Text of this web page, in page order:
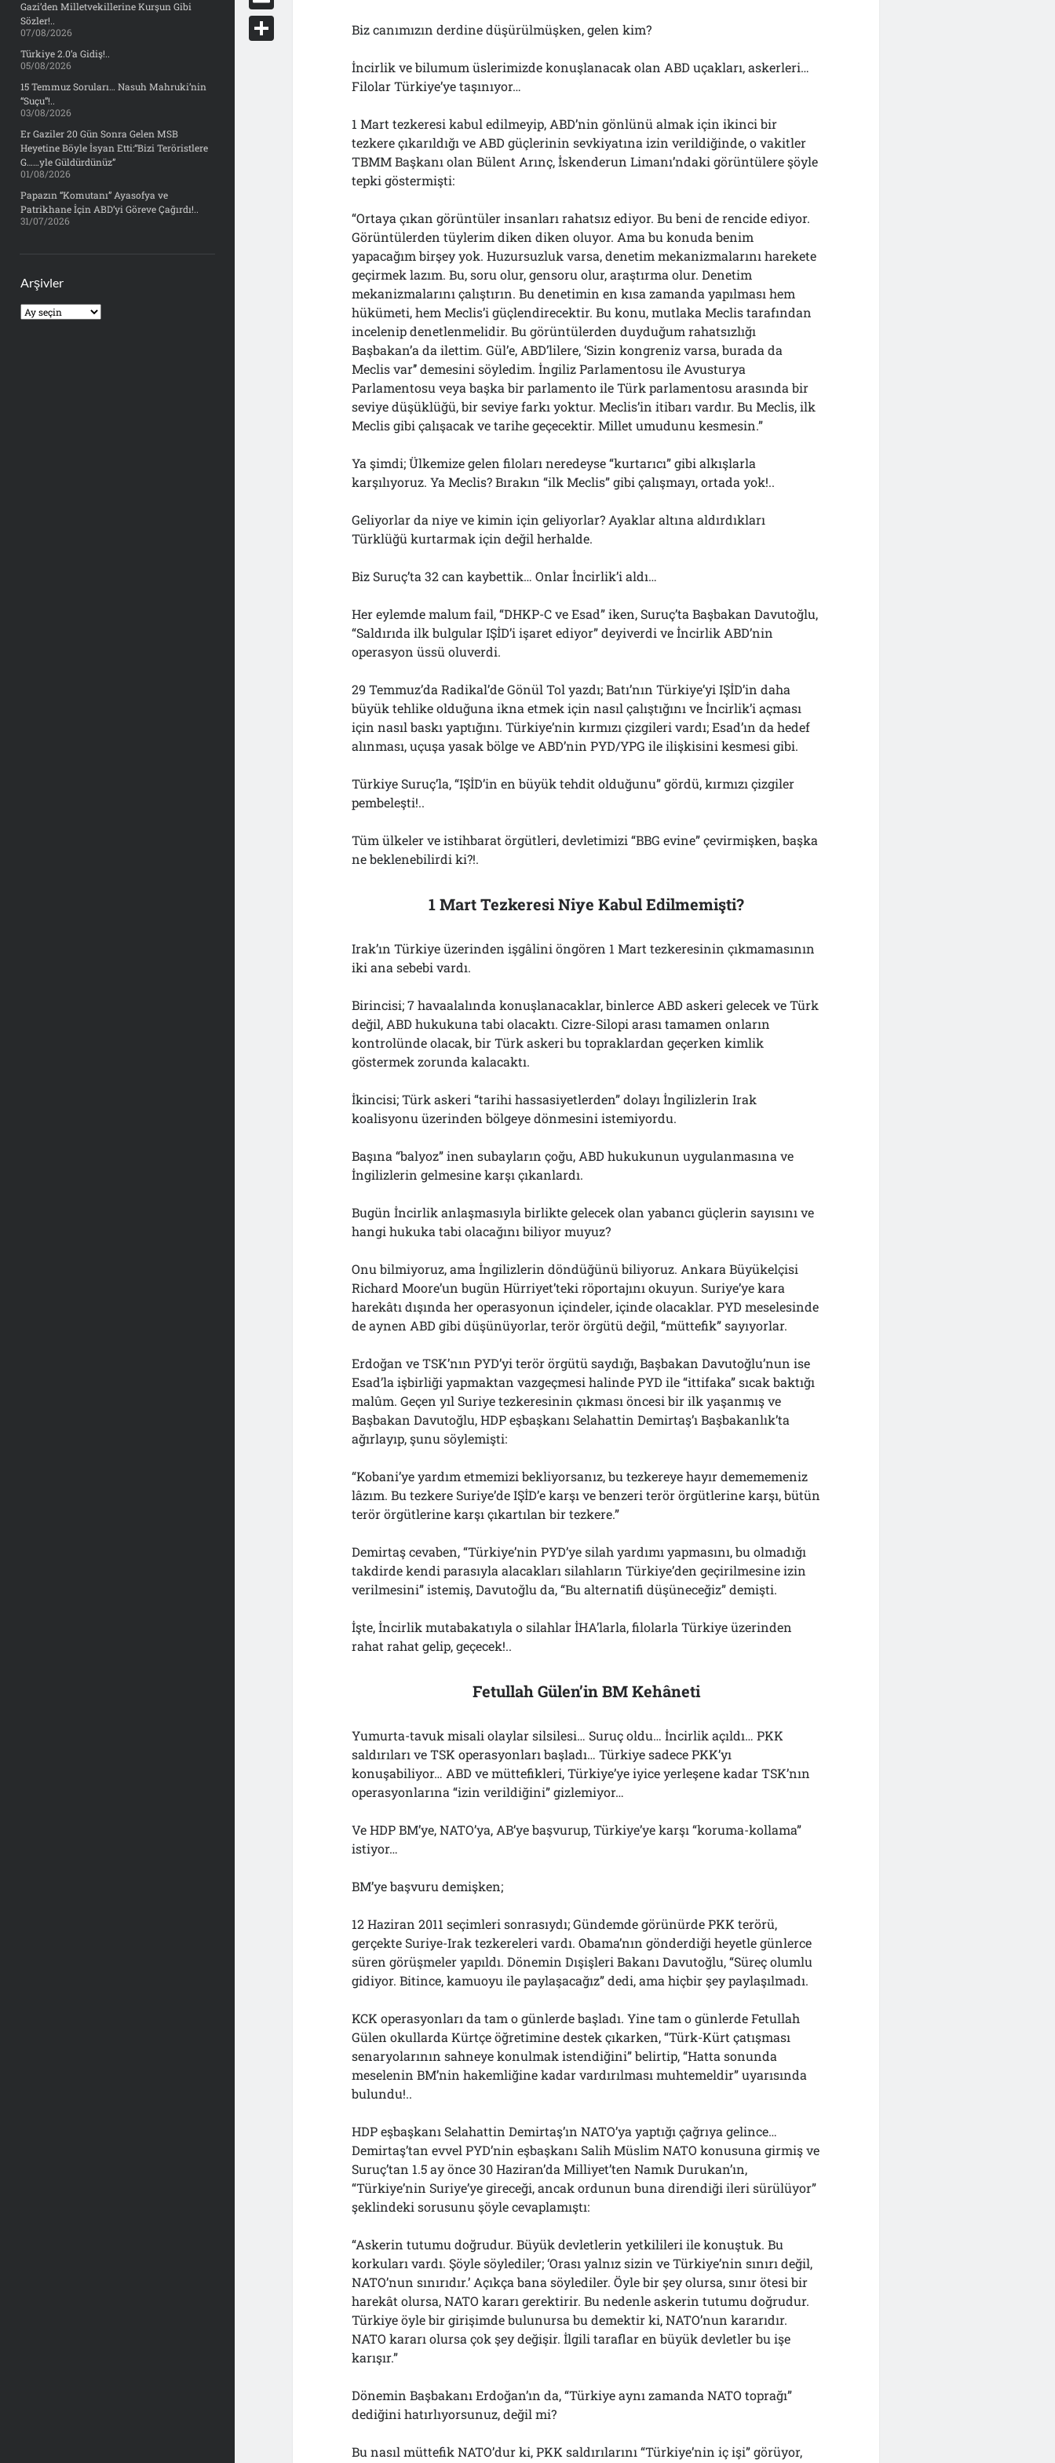
Gazi’den Milletvekillerine Kurşun Gibi
Sözler!..
07/08/2026
Türkiye 2.0’a Gidiş!..
05/08/2026
15 Temmuz Soruları… Nasuh Mahruki’nin
“Suçu”!..
03/08/2026
Er Gaziler 20 Gün Sonra Gelen MSB
Heyetine Böyle İsyan Etti:“Bizi Teröristlere
G……yle Güldürdünüz”
01/08/2026
Papazın “Komutanı” Ayasofya ve
Patrikhane İçin ABD’yi Göreve Çağırdı!..
31/07/2026
Arşivler
Arşivler
Biz canımızın derdine düşürülmüşken, gelen kim?
İncirlik ve bilumum üslerimizde konuşlanacak olan ABD uçakları, askerleri…
Filolar Türkiye’ye taşınıyor…
1 Mart tezkeresi kabul edilmeyip, ABD’nin gönlünü almak için ikinci bir
tezkere çıkarıldığı ve ABD güçlerinin sevkiyatına izin verildiğinde, o vakitler
TBMM Başkanı olan Bülent Arınç, İskenderun Limanı’ndaki görüntülere şöyle
tepki göstermişti:
“Ortaya çıkan görüntüler insanları rahatsız ediyor. Bu beni de rencide ediyor.
Görüntülerden tüylerim diken diken oluyor. Ama bu konuda benim
yapacağım birşey yok. Huzursuzluk varsa, denetim mekanizmalarını harekete
geçirmek lazım. Bu, soru olur, gensoru olur, araştırma olur. Denetim
mekanizmalarını çalıştırın. Bu denetimin en kısa zamanda yapılması hem
hükümeti, hem Meclis’i güçlendirecektir. Bu konu, mutlaka Meclis tarafından
incelenip denetlenmelidir. Bu görüntülerden duyduğum rahatsızlığı
Başbakan’a da ilettim. Gül’e, ABD’lilere, ‘Sizin kongreniz varsa, burada da
Meclis var’’ demesini söyledim. İngiliz Parlamentosu ile Avusturya
Parlamentosu veya başka bir parlamento ile Türk parlamentosu arasında bir
seviye düşüklüğü, bir seviye farkı yoktur. Meclis’in itibarı vardır. Bu Meclis, ilk
Meclis gibi çalışacak ve tarihe geçecektir. Millet umudunu kesmesin.”
Ya şimdi; Ülkemize gelen filoları neredeyse “kurtarıcı” gibi alkışlarla
karşılıyoruz. Ya Meclis? Bırakın “ilk Meclis” gibi çalışmayı, ortada yok!..
Geliyorlar da niye ve kimin için geliyorlar? Ayaklar altına aldırdıkları
Türklüğü kurtarmak için değil herhalde.
Biz Suruç’ta 32 can kaybettik… Onlar İncirlik’i aldı…
Her eylemde malum fail, “DHKP-C ve Esad” iken, Suruç’ta Başbakan Davutoğlu,
“Saldırıda ilk bulgular IŞİD’i işaret ediyor” deyiverdi ve İncirlik ABD’nin
operasyon üssü oluverdi.
29 Temmuz’da Radikal’de Gönül Tol yazdı; Batı’nın Türkiye’yi IŞİD’in daha
büyük tehlike olduğuna ikna etmek için nasıl çalıştığını ve İncirlik’i açması
için nasıl baskı yaptığını. Türkiye’nin kırmızı çizgileri vardı; Esad’ın da hedef
alınması, uçuşa yasak bölge ve ABD’nin PYD/YPG ile ilişkisini kesmesi gibi.
Türkiye Suruç’la, “IŞİD’in en büyük tehdit olduğunu” gördü, kırmızı çizgiler
pembeleşti!..
Tüm ülkeler ve istihbarat örgütleri, devletimizi “BBG evine” çevirmişken, başka
ne beklenebilirdi ki?!.
1 Mart Tezkeresi Niye Kabul Edilmemişti?
Irak’ın Türkiye üzerinden işgâlini öngören 1 Mart tezkeresinin çıkmamasının
iki ana sebebi vardı.
Birincisi; 7 havaalalında konuşlanacaklar, binlerce ABD askeri gelecek ve Türk
değil, ABD hukukuna tabi olacaktı. Cizre-Silopi arası tamamen onların
kontrolünde olacak, bir Türk askeri bu topraklardan geçerken kimlik
göstermek zorunda kalacaktı.
İkincisi; Türk askeri “tarihi hassasiyetlerden” dolayı İngilizlerin Irak
koalisyonu üzerinden bölgeye dönmesini istemiyordu.
Başına “balyoz” inen subayların çoğu, ABD hukukunun uygulanmasına ve
İngilizlerin gelmesine karşı çıkanlardı.
Bugün İncirlik anlaşmasıyla birlikte gelecek olan yabancı güçlerin sayısını ve
hangi hukuka tabi olacağını biliyor muyuz?
Onu bilmiyoruz, ama İngilizlerin döndüğünü biliyoruz. Ankara Büyükelçisi
Richard Moore’un bugün Hürriyet’teki röportajını okuyun. Suriye’ye kara
harekâtı dışında her operasyonun içindeler, içinde olacaklar. PYD meselesinde
de aynen ABD gibi düşünüyorlar, terör örgütü değil, “müttefik” sayıyorlar.
Erdoğan ve TSK’nın PYD’yi terör örgütü saydığı, Başbakan Davutoğlu’nun ise
Esad’la işbirliği yapmaktan vazgeçmesi halinde PYD ile “ittifaka” sıcak baktığı
malûm. Geçen yıl Suriye tezkeresinin çıkması öncesi bir ilk yaşanmış ve
Başbakan Davutoğlu, HDP eşbaşkanı Selahattin Demirtaş’ı Başbakanlık’ta
ağırlayıp, şunu söylemişti:
“Kobani’ye yardım etmemizi bekliyorsanız, bu tezkereye hayır demememeniz
lâzım. Bu tezkere Suriye’de IŞİD’e karşı ve benzeri terör örgütlerine karşı, bütün
terör örgütlerine karşı çıkartılan bir tezkere.”
Demirtaş cevaben, “Türkiye’nin PYD’ye silah yardımı yapmasını, bu olmadığı
takdirde kendi parasıyla alacakları silahların Türkiye’den geçirilmesine izin
verilmesini” istemiş, Davutoğlu da, “Bu alternatifi düşüneceğiz” demişti.
İşte, İncirlik mutabakatıyla o silahlar İHA’larla, filolarla Türkiye üzerinden
rahat rahat gelip, geçecek!..
Fetullah Gülen’in BM Kehâneti
Yumurta-tavuk misali olaylar silsilesi… Suruç oldu… İncirlik açıldı… PKK
saldırıları ve TSK operasyonları başladı… Türkiye sadece PKK’yı
konuşabiliyor… ABD ve müttefikleri, Türkiye’ye iyice yerleşene kadar TSK’nın
operasyonlarına “izin verildiğini” gizlemiyor…
Ve HDP BM’ye, NATO’ya, AB’ye başvurup, Türkiye’ye karşı “koruma-kollama”
istiyor…
BM’ye başvuru demişken;
12 Haziran 2011 seçimleri sonrasıydı; Gündemde görünürde PKK terörü,
gerçekte Suriye-Irak tezkereleri vardı. Obama’nın gönderdiği heyetle günlerce
süren görüşmeler yapıldı. Dönemin Dışişleri Bakanı Davutoğlu, “Süreç olumlu
gidiyor. Bitince, kamuoyu ile paylaşacağız” dedi, ama hiçbir şey paylaşılmadı.
KCK operasyonları da tam o günlerde başladı. Yine tam o günlerde Fetullah
Gülen okullarda Kürtçe öğretimine destek çıkarken, “Türk-Kürt çatışması
senaryolarının sahneye konulmak istendiğini” belirtip, “Hatta sonunda
meselenin BM’nin hakemliğine kadar vardırılması muhtemeldir” uyarısında
bulundu!..
HDP eşbaşkanı Selahattin Demirtaş’ın NATO’ya yaptığı çağrıya gelince…
Demirtaş’tan evvel PYD’nin eşbaşkanı Salih Müslim NATO konusuna girmiş ve
Suruç’tan 1.5 ay önce 30 Haziran’da Milliyet’ten Namık Durukan’ın,
“Türkiye’nin Suriye’ye gireceği, ancak ordunun buna direndiği ileri sürülüyor”
şeklindeki sorusunu şöyle cevaplamıştı:
“Askerin tutumu doğrudur. Büyük devletlerin yetkilileri ile konuştuk. Bu
korkuları vardı. Şöyle söylediler; ‘Orası yalnız sizin ve Türkiye’nin sınırı değil,
NATO’nun sınırıdır.’ Açıkça bana söylediler. Öyle bir şey olursa, sınır ötesi bir
harekât olursa, NATO kararı gerektirir. Bu nedenle askerin tutumu doğrudur.
Türkiye öyle bir girişimde bulunursa bu demektir ki, NATO’nun kararıdır.
NATO kararı olursa çok şey değişir. İlgili taraflar en büyük devletler bu işe
karışır.”
Dönemin Başbakanı Erdoğan’ın da, “Türkiye aynı zamanda NATO toprağı”
dediğini hatırlıyorsunuz, değil mi?
Bu nasıl müttefik NATO’dur ki, PKK saldırılarını “Türkiye’nin iç işi” görüyor,
y
db
d
d
o
c
E